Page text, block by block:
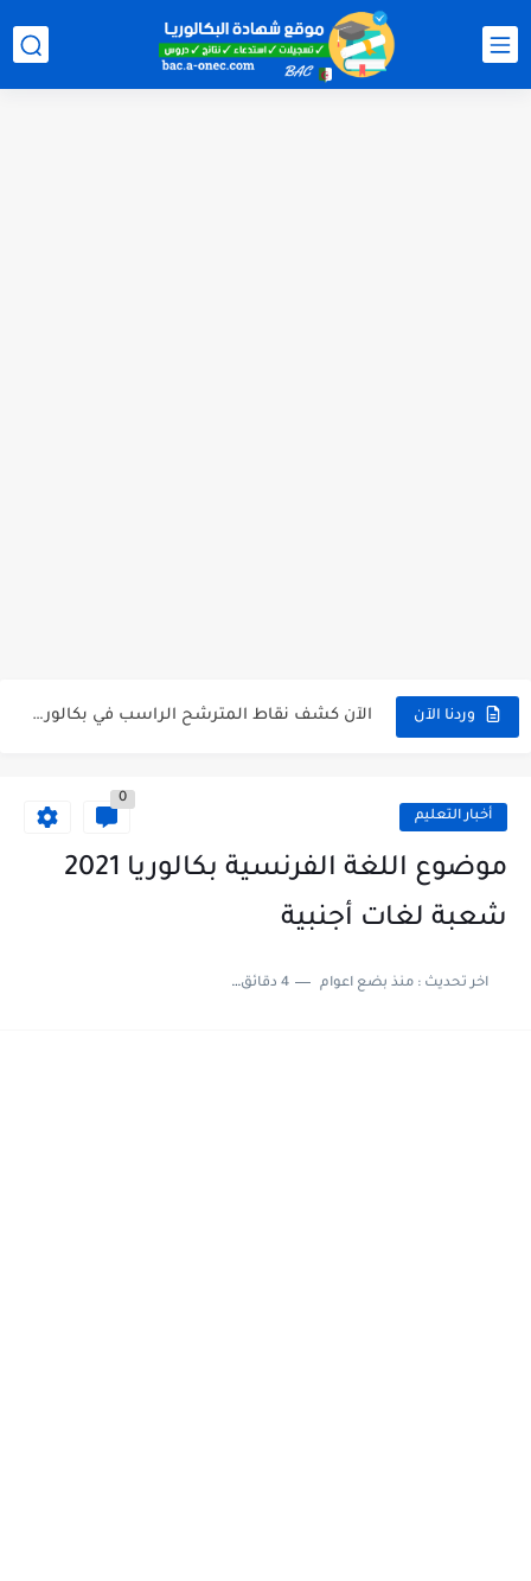
وردنا الآن الآن كشف نقاط المترشح الراسب في بكالوريا 2026 Relevé de...
استخراج كشف نقاط شهادة البكالوريا 2026 bac.onec.dz relevè أخبار التعليم
0
موضوع اللغة الفرنسية بكالوريا 2021
شعبة لغات أجنبية
اخر تحديث :منذ بضع اعوام 4 دقائق للقراءة